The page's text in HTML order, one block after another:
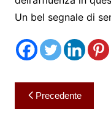
Un bel segnale di
Navigazione
articoli
Precedente